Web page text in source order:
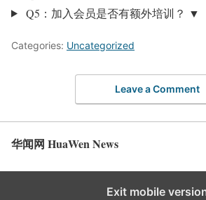
Q5：加入会员是否有额外培训？ ▼
Categories: Uncategorized
Leave a Comment
华闻网 HuaWen News
Exit mobile